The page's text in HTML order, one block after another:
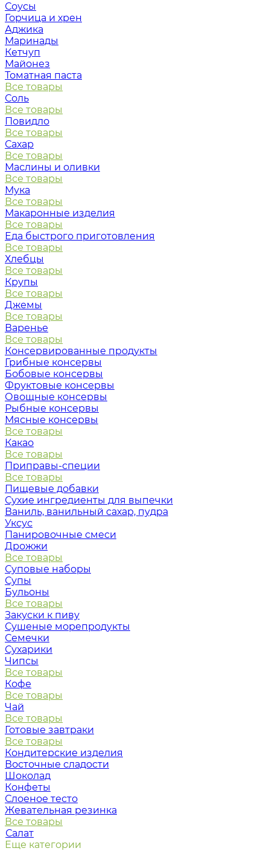
Соусы
Горчица и хрен
Аджика
Маринады
Кетчуп
Майонез
Томатная паста
Все товары
Соль
Все товары
Повидло
Все товары
Сахар
Все товары
Маслины и оливки
Все товары
Мука
Все товары
Макаронные изделия
Все товары
Еда быстрого приготовления
Все товары
Хлебцы
Все товары
Крупы
Все товары
Джемы
Все товары
Варенье
Все товары
Консервированные продукты
Грибные консервы
Бобовые консервы
Фруктовые консервы
Овощные консервы
Рыбные консервы
Мясные консервы
Все товары
Какао
Все товары
Приправы-специи
Все товары
Пищевые добавки
Сухие ингредиенты для выпечки
Ваниль, ванильный сахар, пудра
Уксус
Панировочные смеси
Дрожжи
Все товары
Суповые наборы
Супы
Бульоны
Все товары
Закуски к пиву
Сушеные морепродукты
Семечки
Сухарики
Чипсы
Все товары
Кофе
Все товары
Чай
Все товары
Готовые завтраки
Все товары
Кондитерские изделия
Восточные сладости
Шоколад
Конфеты
Слоеное тесто
Жевательная резинка
Все товары
Салат
Еще категории